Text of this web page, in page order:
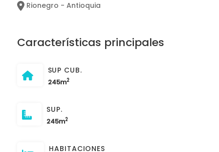
Rionegro - Antioquia
Características principales
SUP CUB.
245m2
SUP.
245m2
HABITACIONES